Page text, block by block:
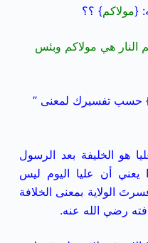
{مولاكم} ؟؟
النار هي مولاكم وبئس
حسب تفسيرك لمعنى ”
هو الخليفة بعد الرسول
أن عليا اليوم ليس
الولاية بمعنى الخلافة
رضي الله عنه.